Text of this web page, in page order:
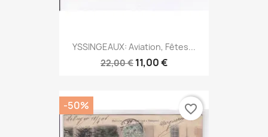
YSSINGEAUX: Aviation, Fêtes...
22,00 € 11,00 €
-50% favorite_border